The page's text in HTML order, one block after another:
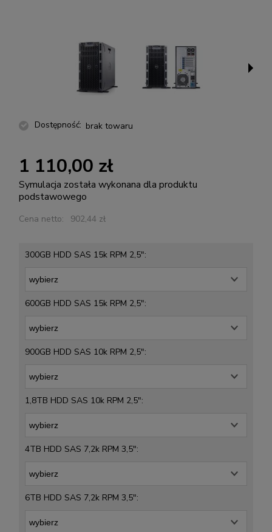
Dostępność: brak towaru
1 110,00 zł
Symulacja została wykonana dla produktu
podstawowego
Cena netto: 902,44 zł
300GB HDD SAS 15k RPM 2,5":
600GB HDD SAS 15k RPM 2,5":
900GB HDD SAS 10k RPM 2,5":
1,8TB HDD SAS 10k RPM 2,5":
4TB HDD SAS 7,2k RPM 3,5":
6TB HDD SAS 7,2k RPM 3,5":